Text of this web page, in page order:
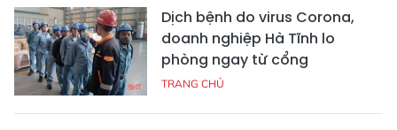
Dịch bệnh do virus Corona,
doanh nghiệp Hà Tĩnh lo
phòng ngay từ cổng
TRANG CHỦ